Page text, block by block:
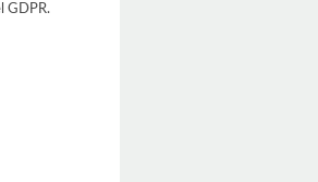
GDPR.